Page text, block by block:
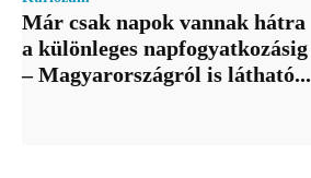
Már csak napok vannak hátra
a különleges napfogyatkozásig
– Magyarországról is látható...